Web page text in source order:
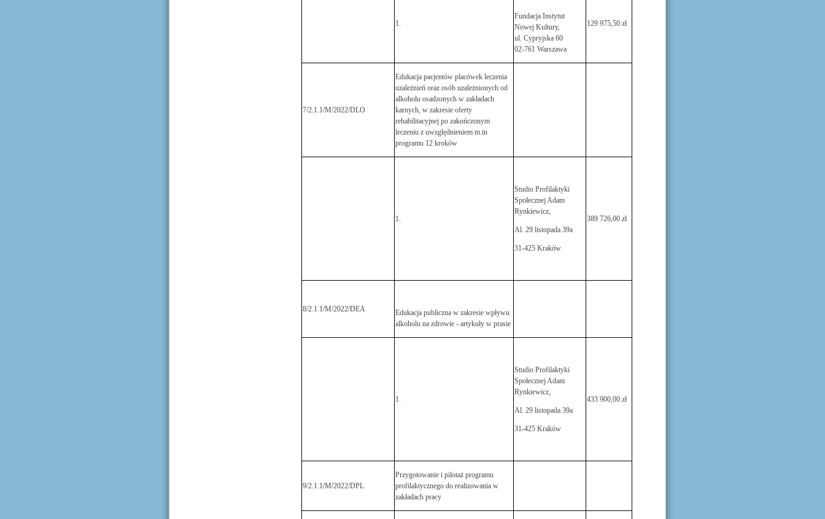
1.
Fundacja Instytut
Nowej Kultury,
ul. Cypryjska 60
02-761 Warszawa
129 975,50 zł
7/2.1.1/M/2022/DLO
Edukacja pacjentów placówek leczenia
uzależnień oraz osób uzależnionych od
alkoholu osadzonych w zakładach
karnych, w zakresie oferty
rehabilitacyjnej po zakończonym
leczeniu z uwzględnieniem m.in
programu 12 kroków
1.
Studio Profilaktyki
Społecznej Adam
Rynkiewicz,
Al. 29 listopada 39a
31-425 Kraków
389 726,00 zł
8/2.1.1/M/2022/DEA
Edukacja publiczna w zakresie wpływu
alkoholu na zdrowie - artykuły w prasie
1.
Studio Profilaktyki
Społecznej Adam
Rynkiewicz,
Al. 29 listopada 39a
31-425 Kraków
433 900,00 zł
9/2.1.1/M/2022/DPL
Przygotowanie i pilotaż programu
profilaktycznego do realizowania w
zakładach pracy